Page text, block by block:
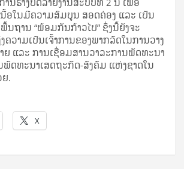
ນຮ່າງບົດລາຍງານສະບັບທີ່ 2 ນີ້ ເພື່ອ
ອໃນມີຄວາມສົມບູນ ສອດຄ່ອງ ແລະ ເປັນ
ນຖານ “ພ້ອມກັນກ້າວໄປ” ​ຊຶ່ງນີ້ຍັງຈະ
ຄວາມເປັນເຈົ້າການຂອງພາກລັດໃນການວາງ
ຍ ແລະ ການເຊື່ອມສານວາລະການພັດທະນາ
ພັດທະນາເສດຖະກິດ-ສັງຄົມ ແຫ່ງຊາດໃນ
.
X